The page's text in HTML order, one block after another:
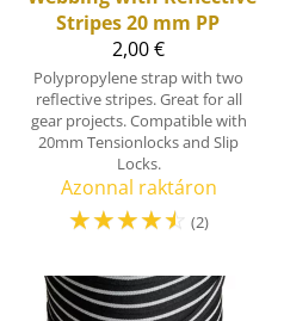
Stripes 20 mm PP
2,00 €
Polypropylene strap with two
reflective stripes. Great for all
gear projects. Compatible with
20mm Tensionlocks and Slip
Locks.
Azonnal raktáron
☆☆☆☆☆ (2)